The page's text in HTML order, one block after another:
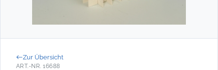
Zur Übersicht
ART.-NR. 16688